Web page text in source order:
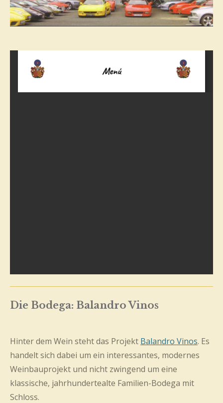
Die Bodega: Balandro Vinos
Hinter dem Wein steht das Projekt Balandro Vinos. Es
handelt sich dabei um ein interessantes, modernes
Weinbauprojekt und nicht zwingend um eine
klassische, jahrhundertealte Familien-Bodega mit
Schloss.